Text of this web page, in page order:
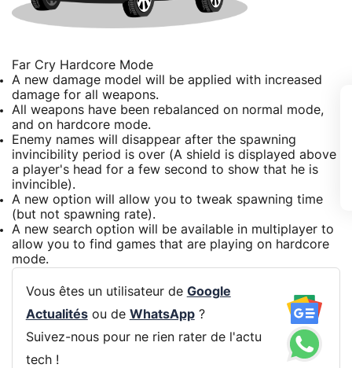
Far Cry Hardcore Mode
A new damage model will be applied with increased
damage for all weapons.
All weapons have been rebalanced on normal mode,
and on hardcore mode.
Enemy names will disappear after the spawning
invincibility period is over (A shield is displayed above
a player's head for a few second to show that he is
invincible).
A new option will allow you to tweak spawning time
(but not spawning rate).
A new search option will be available in multiplayer to
allow you to find games that are playing on hardcore
mode.
Vous êtes un utilisateur de Google
Actualitésou de WhatsApp?
Suivez-nous pour ne rien rater de l'actu
tech !